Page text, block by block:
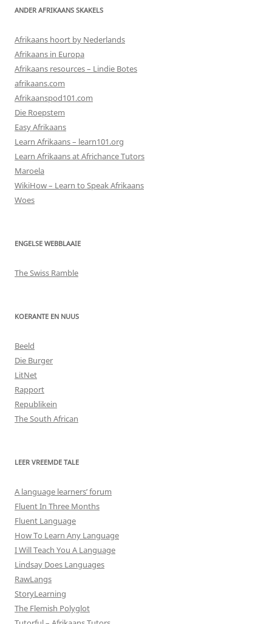
ANDER AFRIKAANS SKAKELS
Afrikaans hoort by Nederlands
Afrikaans in Europa
Afrikaans resources – Lindie Botes
afrikaans.com
Afrikaanspod101.com
Die Roepstem
Easy Afrikaans
Learn Afrikaans – learn101.org
Learn Afrikaans at Africhance Tutors
Maroela
WikiHow – Learn to Speak Afrikaans
Woes
ENGELSE WEBBLAAIE
The Swiss Ramble
KOERANTE EN NUUS
Beeld
Die Burger
LitNet
Rapport
Republikein
The South African
LEER VREEMDE TALE
A language learners’ forum
Fluent In Three Months
Fluent Language
How To Learn Any Language
I Will Teach You A Language
Lindsay Does Languages
RawLangs
StoryLearning
The Flemish Polyglot